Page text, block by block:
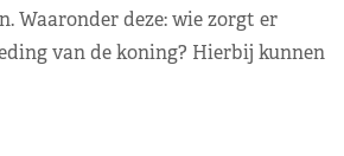
Waaronder deze: wie zorgt er
van de koning? Hierbij kunnen